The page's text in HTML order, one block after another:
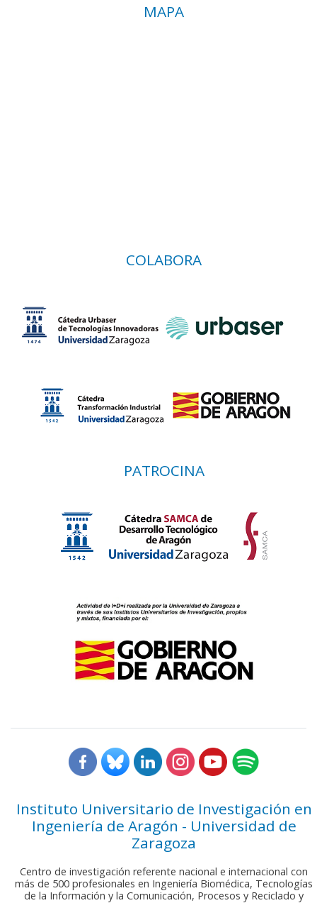
MAPA
COLABORA
PATROCINA
Instituto Universitario de Investigación en
Ingeniería de Aragón - Universidad de
Zaragoza
Centro de investigación referente nacional e internacional con
más de 500 profesionales en Ingeniería Biomédica, Tecnologías
de la Información y la Comunicación, Procesos y Reciclado y